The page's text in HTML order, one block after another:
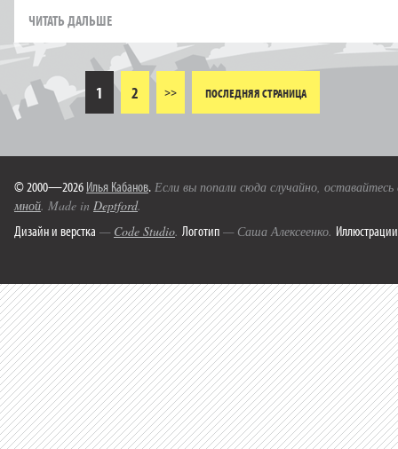
ЧИТАТЬ ДАЛЬШЕ
1 2 >> ПОСЛЕДНЯЯ СТРАНИЦА
© 2000—2026 Илья Кабанов. Если вы попали сюда случайно,
мной. Made in Deptford.
Дизайн и верстка — Code Studio. Логотип — Саша Алексеенко. Иллюстрации